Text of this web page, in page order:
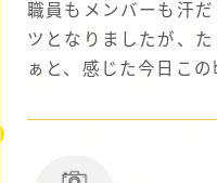
職員もメンバーも汗
ツとなりましたが、
ぁと、感じた今日この